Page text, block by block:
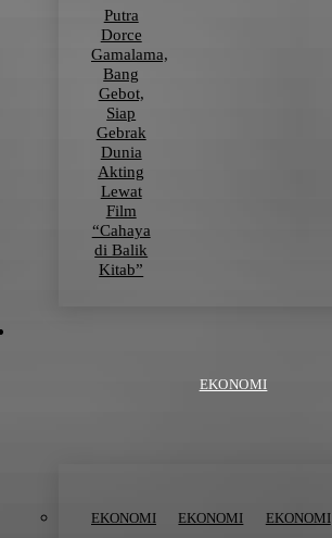
Putra
Dorce
Gamalama,
Bang
Gebot,
Siap
Gebrak
Dunia
Akting
Lewat
Film
“Cahaya
di Balik
Kitab”
EKONOMI
EKONOMI EKONOMI EKONOMI